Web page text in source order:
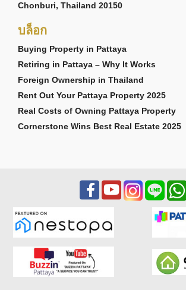
Chonburi, Thailand 20150
บล็อก
Buying Property in Pattaya
Retiring in Pattaya – Why It Works
Foreign Ownership in Thailand
Rent Out Your Pattaya Property 2025
Real Costs of Owning Pattaya Property
Cornerstone Wins Best Real Estate 2025